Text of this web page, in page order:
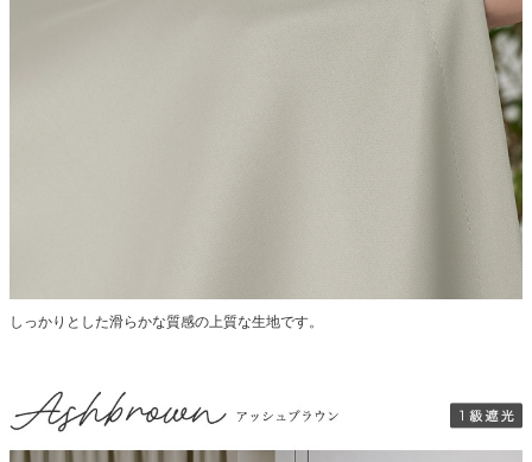
しっかりとした滑らかな質感の上質な生地です。